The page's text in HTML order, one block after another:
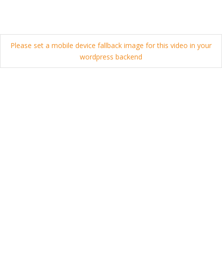
Please set a mobile device fallback image for this video in your
wordpress backend